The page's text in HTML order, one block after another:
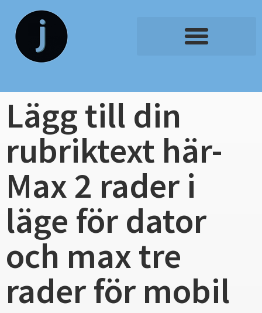
Lägg till din
rubriktext här-
Max 2 rader i
läge för dator
och max tre
rader för mobil